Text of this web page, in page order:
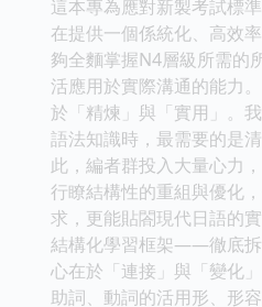
這本專為應對新製考試標
在提供一個係統化、高效
夠全麵掌握N4層級所需的
活應用於實際溝通的能力
於「精煉」與「實用」。
語法知識時，最需要的是
此，編者群投入大量心力
行瞭結構性的重組與優化
求，更能貼閤現代日語的
結構化學習框架——徹底
心在於「連接」與「變化
助詞、動詞的活用形、形